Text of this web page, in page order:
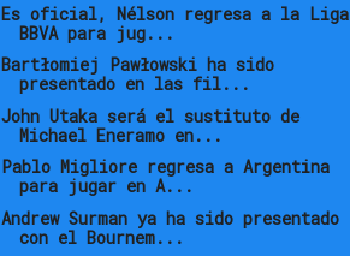
Es oficial, Nélson regresa a la Liga
BBVA para jug...
Bartłomiej Pawłowski ha sido
presentado en las fil...
John Utaka será el sustituto de
Michael Eneramo en...
Pablo Migliore regresa a Argentina
para jugar en A...
Andrew Surman ya ha sido presentado
con el Bournem...